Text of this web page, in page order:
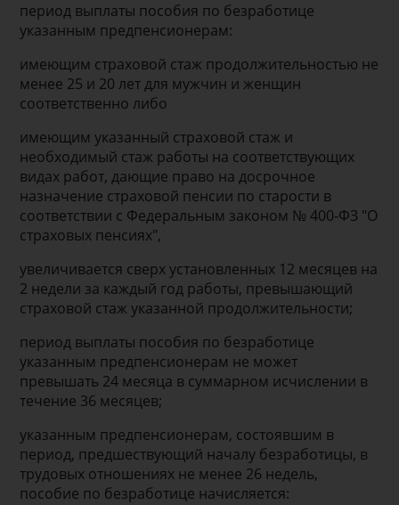
период выплаты пособия по безработице
указанным предпенсионерам:
имеющим страховой стаж продолжительностью не
менее 25 и 20 лет для мужчин и женщин
соответственно либо
имеющим указанный страховой стаж и
необходимый стаж работы на соответствующих
видах работ, дающие право на досрочное
назначение страховой пенсии по старости в
соответствии с Федеральным законом № 400-ФЗ "О
страховых пенсиях",
увеличивается сверх установленных 12 месяцев на
2 недели за каждый год работы, превышающий
страховой стаж указанной продолжительности;
период выплаты пособия по безработице
указанным предпенсионерам не может
превышать 24 месяца в суммарном исчислении в
течение 36 месяцев;
указанным предпенсионерам, состоявшим в
период, предшествующий началу безработицы, в
трудовых отношениях не менее 26 недель,
пособие по безработице начисляется: